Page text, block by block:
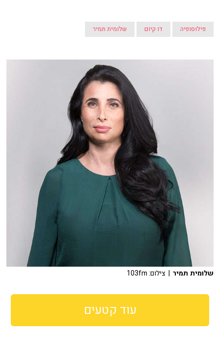
פילוסופיה דו קיום שלומית תמיר
שלומית תמיר | צילום: 103fm
עוד קטעים